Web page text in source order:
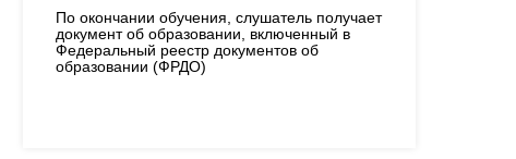
По окончании обучения, слушатель получает
документ об образовании, включенный в
Федеральный реестр документов об
образовании (ФРДО)